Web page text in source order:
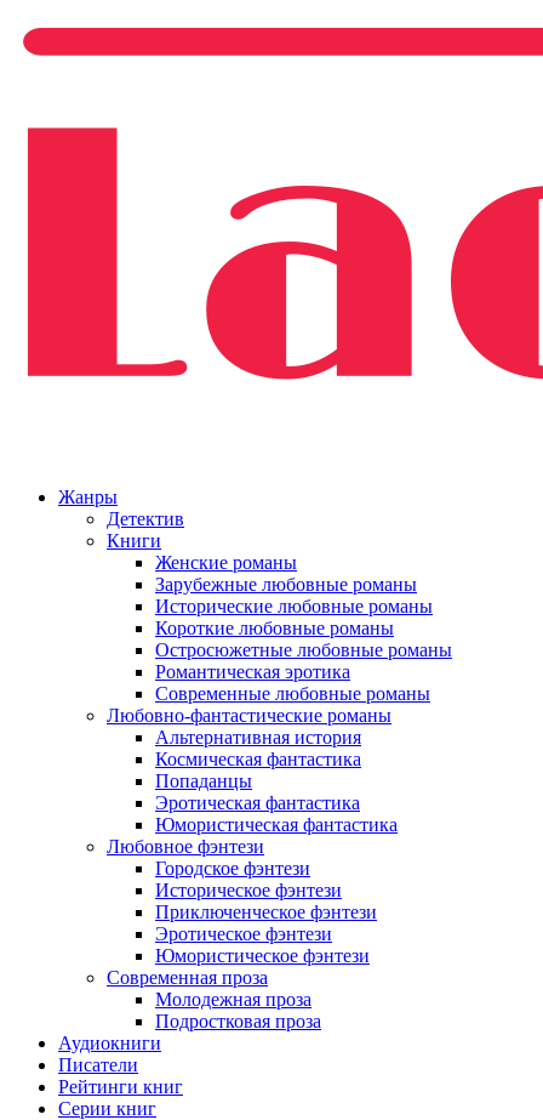
Жанры
Детектив
Книги
Женские романы
Зарубежные любовные романы
Исторические любовные романы
Короткие любовные романы
Остросюжетные любовные романы
Романтическая эротика
Современные любовные романы
Любовно-фантастические романы
Альтернативная история
Космическая фантастика
Попаданцы
Эротическая фантастика
Юмористическая фантастика
Любовное фэнтези
Городское фэнтези
Историческое фэнтези
Приключенческое фэнтези
Эротическое фэнтези
Юмористическое фэнтези
Современная проза
Молодежная проза
Подростковая проза
Аудиокниги
Писатели
Рейтинги книг
Серии книг